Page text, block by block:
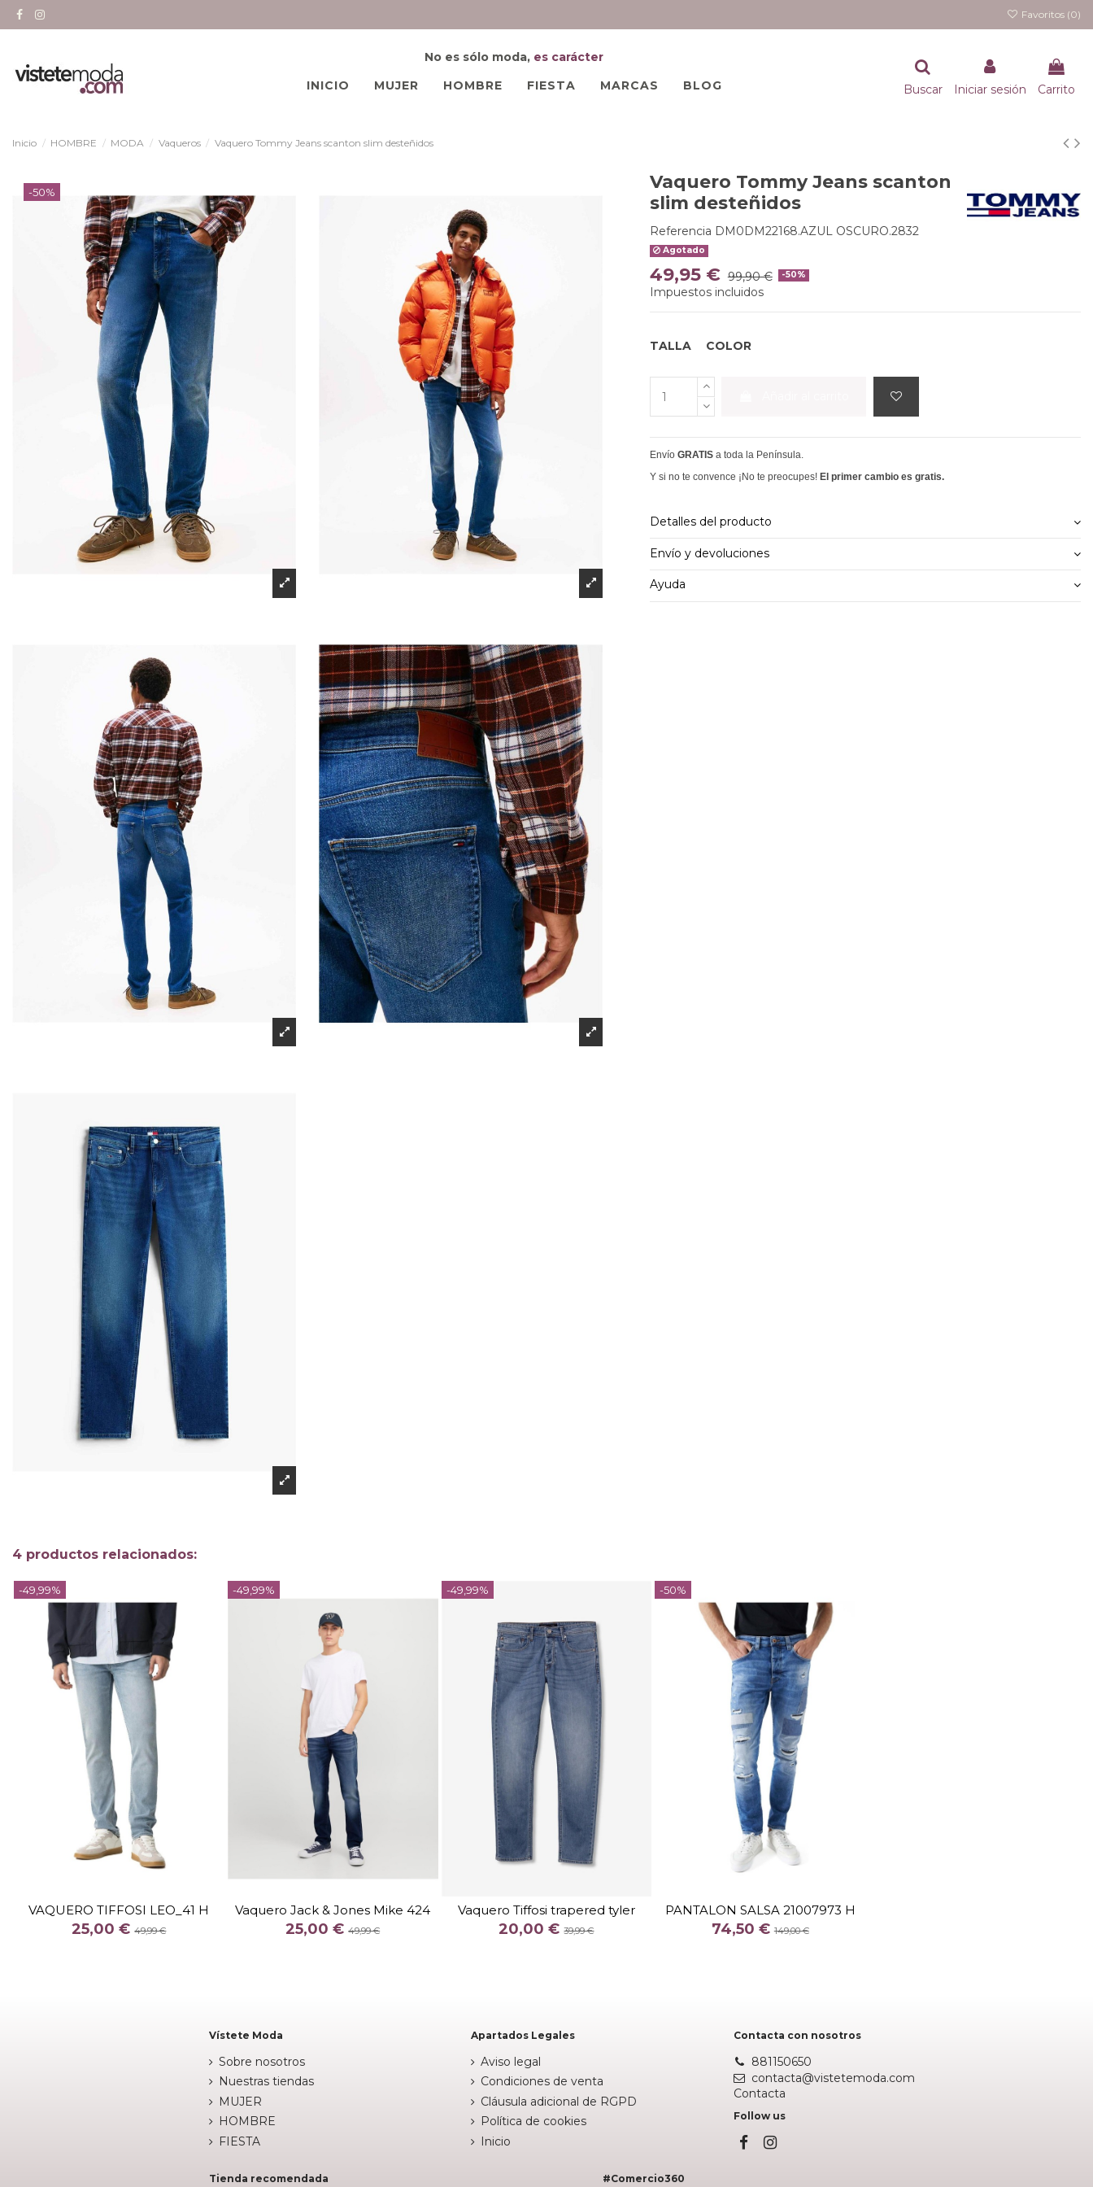
Favoritos (0)
No es sólo moda, es carácter
INICIO
MUJER HOMBRE FIESTA MARCAS BLOG Buscar Iniciar sesión Carrito
Inicio HOMBRE MODA Vaqueros Vaquero Tommy Jeans scanton slim desteñidos
-50%
Vaquero Tommy Jeans scanton
slim desteñidos
Referencia DM0DM22168.AZUL OSCURO.2832
Agotado
49,95 € 99,90 € -50%
Impuestos incluidos
TALLA COLOR
Envío GRATIS a toda la Península.
Y si no te convence ¡No te preocupes! El primer cambio es gratis.
Detalles del producto
Envío y devoluciones
Ayuda
4 productos relacionados:
-49,99%
VAQUERO TIFFOSI LEO_41 H
25,00 €49,99 €
TALLA
COLOR
AZUL CLARO
-49,99%
Vaquero Jack & Jones Mike 424
25,00 €49,99 €
TALLA
COLOR
AZUL
-49,99%
Vaquero Tiffosi trapered tyler
20,00 €39,99 €
TALLA
COLOR
AZUL OSCURO
-50%
PANTALON SALSA 21007973 H
74,50 €149,00 €
TALLA
COLOR
AZUL
Vístete Moda
Sobre nosotros
Nuestras tiendas
MUJER
HOMBRE
FIESTA
Apartados Legales
Aviso legal
Condiciones de venta
Cláusula adicional de RGPD
Política de cookies
Inicio
Contacta con nosotros
881150650
contacta@vistetemoda.com
Contacta
Follow us
Tienda recomendada #Comercio360